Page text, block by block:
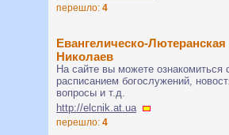
перешло: 4
Евангелическо-
Николаев
На сайте вы можете
расписанием богослужений,
вопросы и т.д.
http://elcnik.at.ua
перешло: 4